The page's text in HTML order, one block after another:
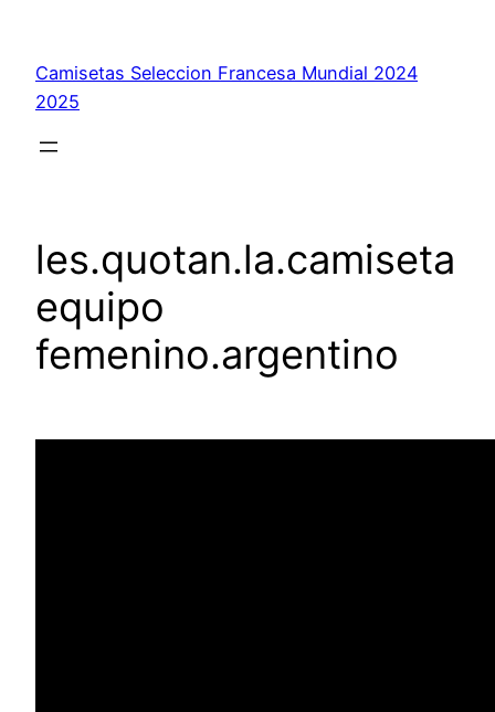
contenido
Camisetas Seleccion Francesa Mundial 2024
2025
les.quotan.la.camiseta
equipo
femenino.argentino